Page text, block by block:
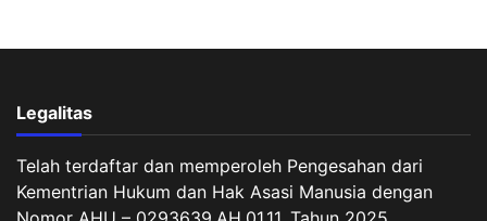
Legalitas
Telah terdaftar dan memperoleh Pengesahan dari
Kementrian Hukum dan Hak Asasi Manusia dengan